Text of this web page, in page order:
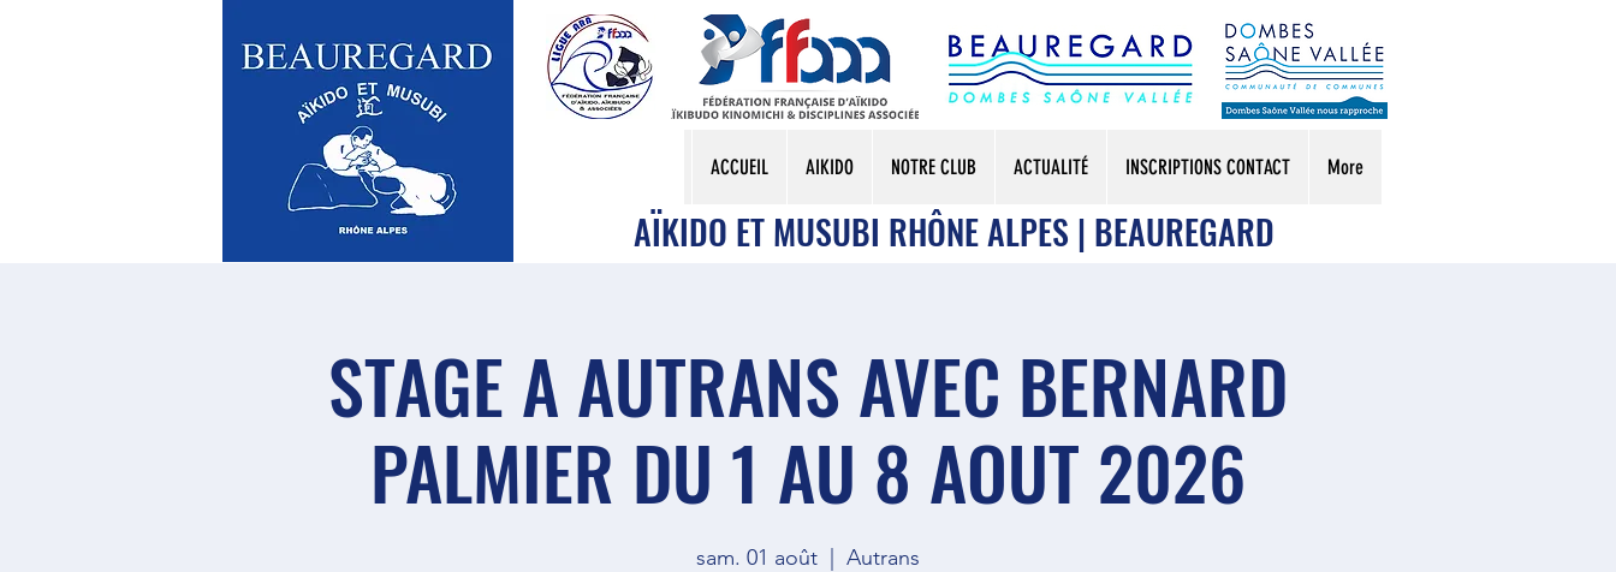
ACCUEIL AIKIDO NOTRE CLUB ACTUALITÉ INSCRIPTIONS CONTACT More
AÏKIDO ET MUSUBI RHÔNE ALPES | BEAUREGARD
STAGE A AUTRANS AVEC BERNARD
PALMIER DU 1 AU 8 AOUT 2026
sam. 01 août Autrans